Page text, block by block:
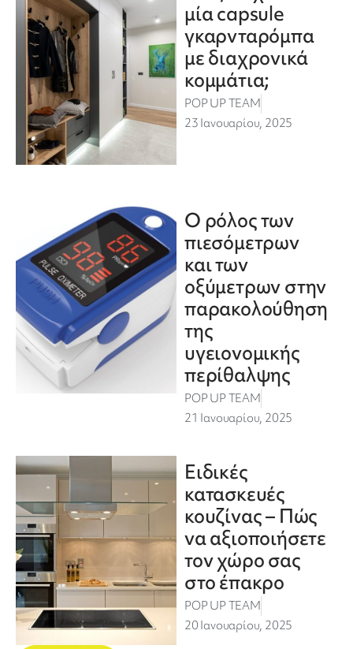
μία capsule
γκαρνταρόμπα
με διαχρονικά
κομμάτια;
POP UP TEAM
23 Ιανουαρίου, 2025
Ο ρόλος των
πιεσόμετρων
και των
οξύμετρων στην
παρακολούθηση
της
υγειονομικής
περίθαλψης
POP UP TEAM
21 Ιανουαρίου, 2025
Ειδικές
κατασκευές
κουζίνας – Πώς
να αξιοποιήσετε
τον χώρο σας
στο έπακρο
POP UP TEAM
20 Ιανουαρίου, 2025